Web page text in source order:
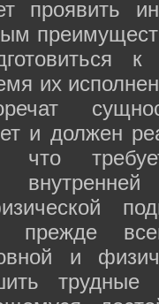
проявить
их
и должен
что
прежде
и